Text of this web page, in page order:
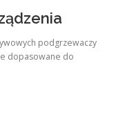
podgrzewaczy
dopasowane do